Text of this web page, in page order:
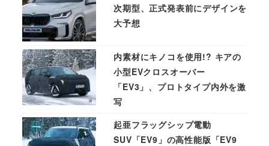
次期型、正式発表前にデザインを
大予想
内素材にキノコを使用!? キアの
小型EVクロスオーバー
「EV3」、プロトタイプ内外を激
写
起亜フラッグシップ電動
SUV「EV9」の高性能版「EV9